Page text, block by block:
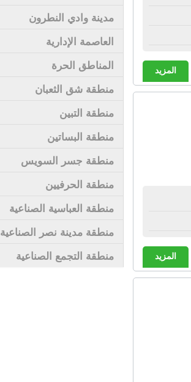
المزيد
المزيد
مدينة وادي النطرون
العاصمة الإدارية
المناطق الحرة
منطقة شق الثعبان
منطقة التبين
منطقة البساتين
منطقة جسر السويس
منطقة الحرفيين
منطقة العباسية الصناعية
منطقة مدينة نصر الصناعية
منطقة التجمع الصناعية